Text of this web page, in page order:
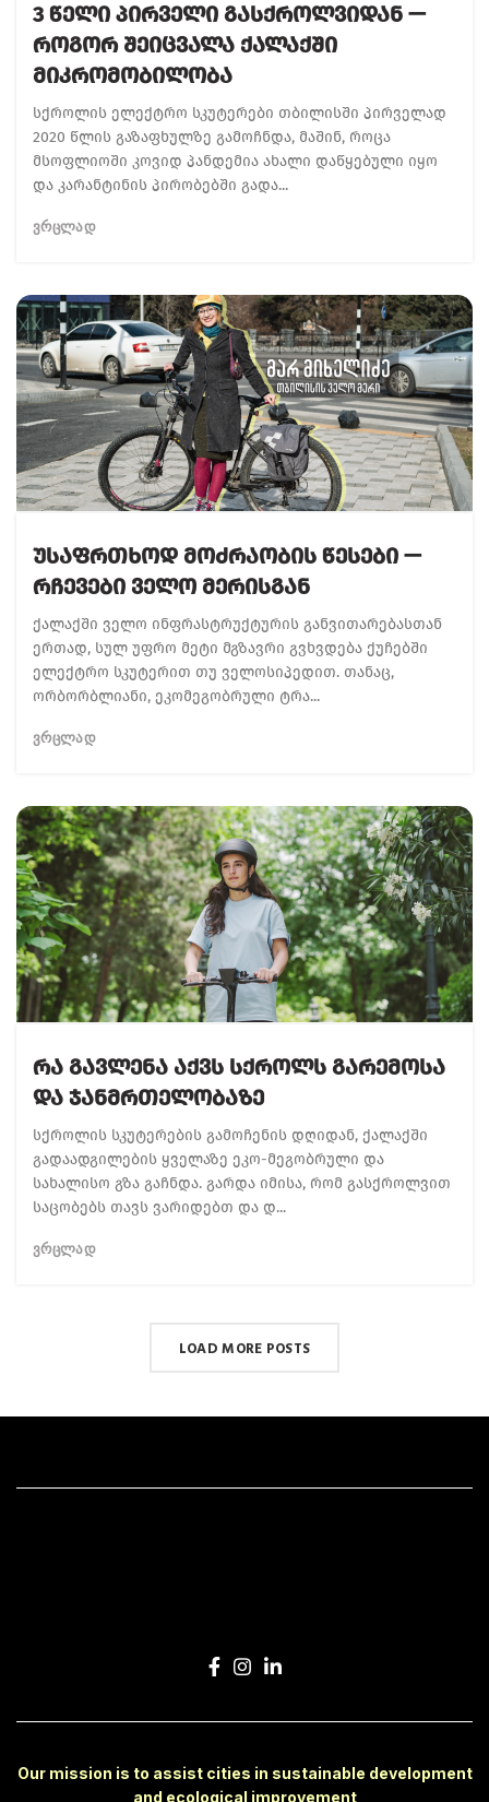
3 Წელი Პირველი Გასქროლვიდან —
Როგორ Შეიცვალა Ქალაქში
Მიკრომობილობა
სქროლის ელექტრო სკუტერები თბილისში პირველად
2020 წლის გაზაფხულზე გამოჩნდა, მაშინ, როცა
მსოფლიოში კოვიდ პანდემია ახალი დაწყებული იყო
და კარანტინის პირობებში გადა...
ᲕᲠᲪᲚᲐᲓ
Უსაფრთხოდ Მოძრაობის Წესები —
Რჩევები Ველო Მერისგან
ქალაქში ველო ინფრასტრუქტურის განვითარებასთან
ერთად, სულ უფრო მეტი მგზავრი გვხვდება ქუჩებში
ელექტრო სკუტერით თუ ველოსიპედით. თანაც,
ორბორბლიანი, ეკომეგობრული ტრა...
ᲕᲠᲪᲚᲐᲓ
Რა Გავლენა Აქვს Სქროლს Გარემოსა
Და Ჯანმრთელობაზე
სქროლის სკუტერების გამოჩენის დღიდან, ქალაქში
გადაადგილების ყველაზე ეკო-მეგობრული და
სახალისო გზა გაჩნდა. გარდა იმისა, რომ გასქროლვით
საცობებს თავს ვარიდებთ და დ...
ᲕᲠᲪᲚᲐᲓ
LOAD MORE POSTS
Our mission is to assist cities in sustainable development
and ecological improvement